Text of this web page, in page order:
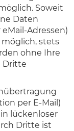
Soweit
Daten
Adressen)
stets
ohne Ihre
Dritte
per E-Mail)
lückenloser
Dritte ist